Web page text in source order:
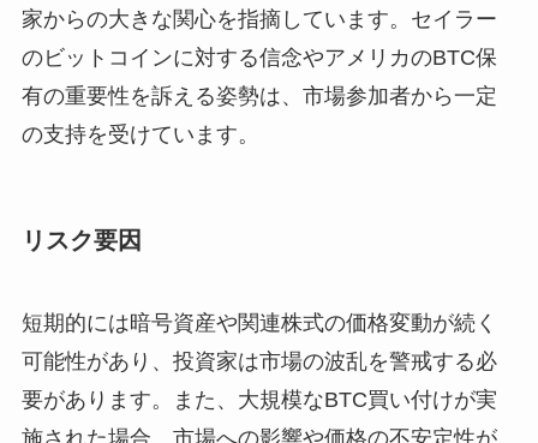
家からの大きな関心を指摘しています。セイラー
のビットコインに対する信念やアメリカのBTC保
有の重要性を訴える姿勢は、市場参加者から一定
の支持を受けています。
リスク要因
短期的には暗号資産や関連株式の価格変動が続く
可能性があり、投資家は市場の波乱を警戒する必
要があります。また、大規模なBTC買い付けが実